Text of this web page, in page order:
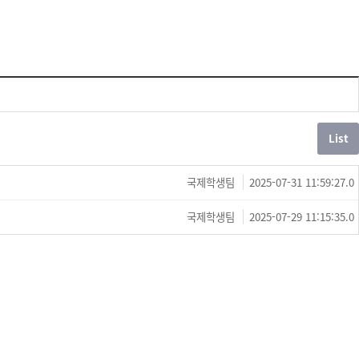
국제학생팀 2025-07-31 11:59:27.0
국제학생팀 2025-07-29 11:15:35.0